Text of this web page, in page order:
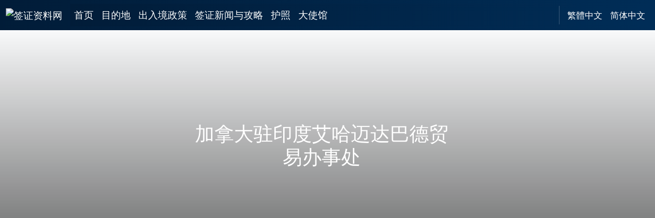
首页 目的地 出入境政策 签证新闻与攻略 护照 大使馆 繁體中文 简体中文
加拿大驻印度艾哈迈达巴德贸
易办事处